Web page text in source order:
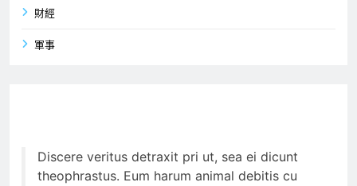
財經
軍事
Discere veritus detraxit pri ut, sea ei dicunt
theophrastus. Eum harum animal debitis cu